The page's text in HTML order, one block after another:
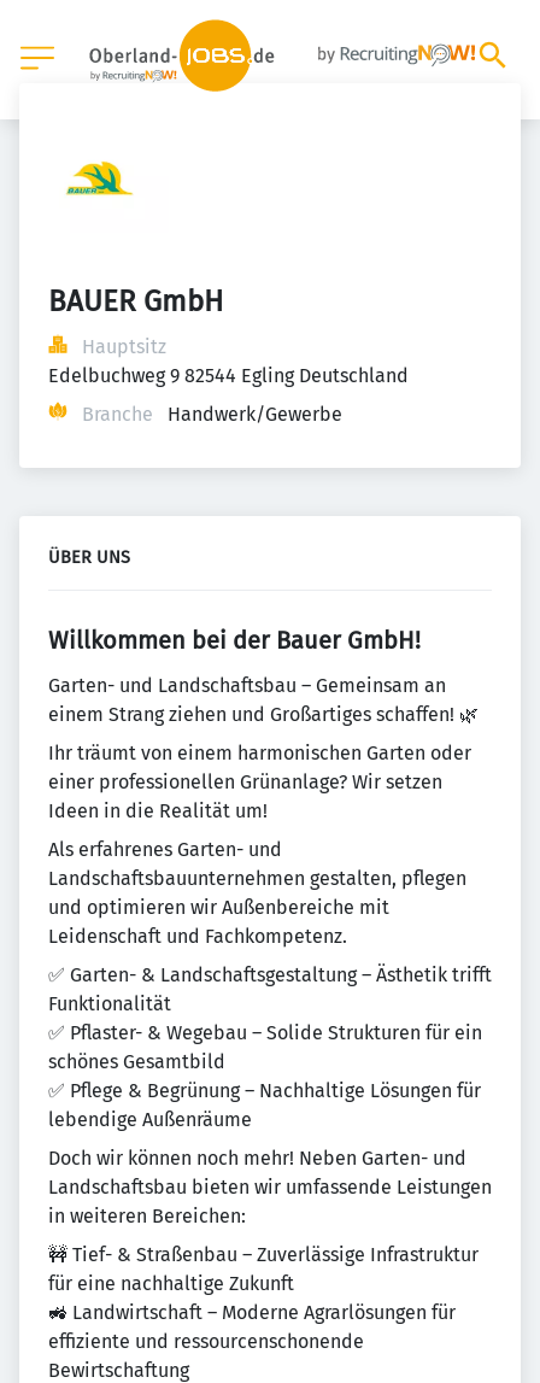
BAUER GmbH
Hauptsitz
Edelbuchweg 9 82544 Egling Deutschland
Branche
Handwerk/Gewerbe
ÜBER UNS
Willkommen bei der Bauer GmbH!
Garten- und Landschaftsbau – Gemeinsam an
einem Strang ziehen und Großartiges schaffen! 🌿
Ihr träumt von einem harmonischen Garten oder
einer professionellen Grünanlage? Wir setzen
Ideen in die Realität um!
Als erfahrenes Garten- und
Landschaftsbauunternehmen gestalten, pflegen
und optimieren wir Außenbereiche mit
Leidenschaft und Fachkompetenz.
✅ Garten- & Landschaftsgestaltung – Ästhetik trifft
Funktionalität
✅ Pflaster- & Wegebau – Solide Strukturen für ein
schönes Gesamtbild
✅ Pflege & Begrünung – Nachhaltige Lösungen für
lebendige Außenräume
Doch wir können noch mehr! Neben Garten- und
Landschaftsbau bieten wir umfassende Leistungen
in weiteren Bereichen:
🚧 Tief- & Straßenbau – Zuverlässige Infrastruktur
für eine nachhaltige Zukunft
🚜 Landwirtschaft – Moderne Agrarlösungen für
effiziente und ressourcenschonende
Bewirtschaftung